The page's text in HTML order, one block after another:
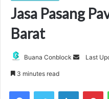
Jasa Pasang
Barat
Buana Conblock
Send
Last
3 minutes read
FacebookTwitter LinkedIn